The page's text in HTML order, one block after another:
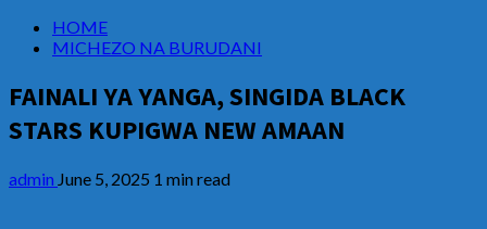
HOME
MICHEZO NA BURUDANI
FAINALI YA YANGA, SINGIDA BLACK
STARS KUPIGWA NEW AMAAN
admin June 5, 2025 1 min read